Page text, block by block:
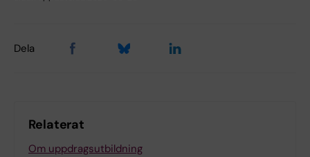
Dela
Relaterat
Om uppdragsutbildning